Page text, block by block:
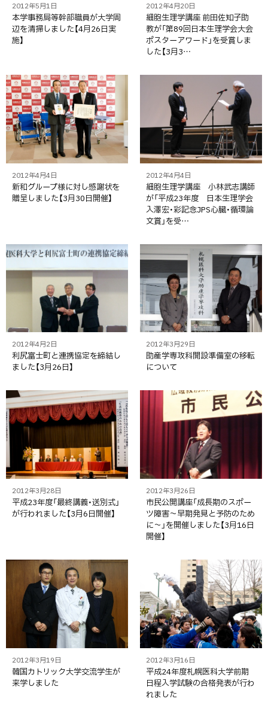
2012年5月1日
本学事務局等幹部職員が大学周
辺を清掃しました【4月26日実
施】
2012年4月20日
細胞生理学講座 前田佐知子助
教が「第89回日本生理学会大会
ポスターアワード」を受賞しま
した【3月3…
2012年4月4日
新和グループ様に対し感謝状を
贈呈しました【3月30日開催】
2012年4月4日
細胞生理学講座 小林武志講師
が「平成23年度 日本生理学会
入澤宏・彩記念JPS心臓・循環論
文賞」を受…
2012年4月2日
利尻富士町と連携協定を締結し
ました【3月26日】
2012年3月29日
助産学専攻科開設準備室の移転
について
2012年3月28日
平成23年度「最終講義・送別式」
が行われました【3月6日開催】
2012年3月26日
市民公開講座「成長期のスポー
ツ障害～早期発見と予防のため
に～」を開催しました【3月16日
開催】
2012年3月19日
韓国カトリック大学交流学生が
来学しました
2012年3月16日
平成24年度札幌医科大学前期
日程入学試験の合格発表が行わ
れました